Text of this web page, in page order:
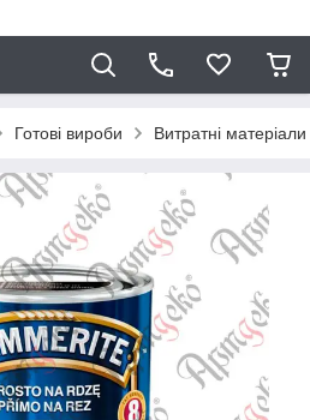
Готові вироби Витратні матеріали